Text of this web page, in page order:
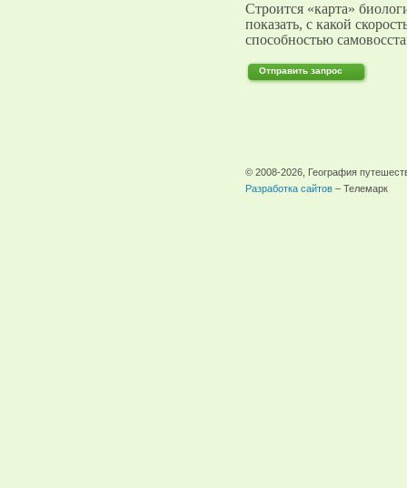
Строится «карта»
показать, с какой
способностью
Отправить запрос
© 2008-2026, География
Разработка сайтов – Телемарк